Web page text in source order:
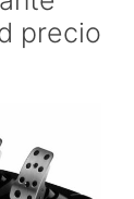
precio